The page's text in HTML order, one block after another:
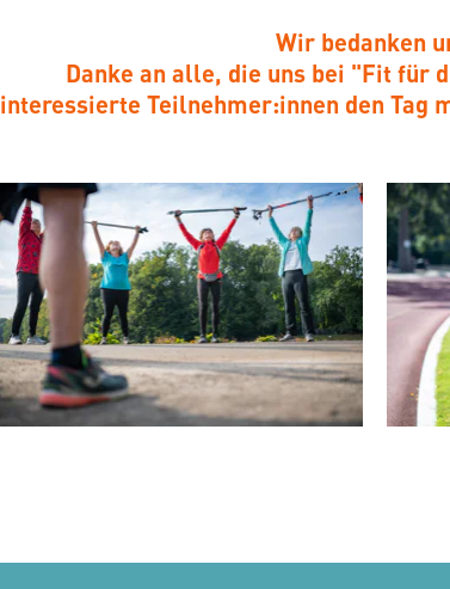
Wir bedanken
Danke an alle, die uns bei "Fit für
interessierte Teilnehmer:innen den Tag